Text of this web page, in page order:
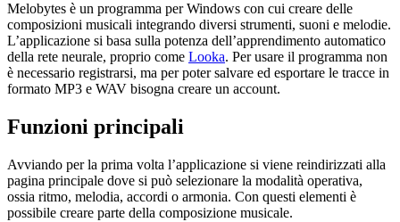
Melobytes è un programma per Windows con cui creare delle
composizioni musicali integrando diversi strumenti, suoni e melodie.
L’applicazione si basa sulla potenza dell’apprendimento automatico
della rete neurale, proprio come Looka. Per usare il programma non
è necessario registrarsi, ma per poter salvare ed esportare le tracce in
formato MP3 e WAV bisogna creare un account.
Funzioni principali
Avviando per la prima volta l’applicazione si viene reindirizzati alla
pagina principale dove si può selezionare la modalità operativa,
ossia ritmo, melodia, accordi o armonia. Con questi elementi è
possibile creare parte della composizione musicale.